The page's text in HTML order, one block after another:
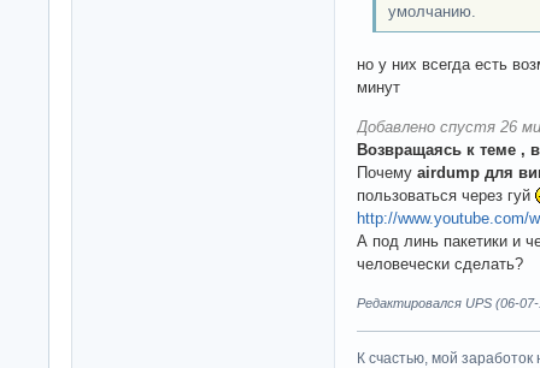
умолчанию.
но у них всегда есть
минут
Добавлено спустя 26
Возвращаясь к теме ,
Почему airdump для
пользоваться через гуй
http://www.youtube.com/
А под линь пакетики и
человечески сделать?
Редактировался UPS (06-
К счастью, мой